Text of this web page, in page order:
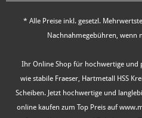
* Alle Preise inkl. gesetzl.
Nachnahmegebühren, wenn
Ihr Online Shop für hochwertige und
wie stabile Fraeser, Hartmetall HSS
Scheiben. Jetzt hochwertige und
online kaufen zum Top Preis auf